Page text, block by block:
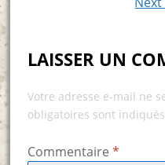
LAISSER UN
Votre adresse e-mail ne
obligatoires sont
Commentaire *